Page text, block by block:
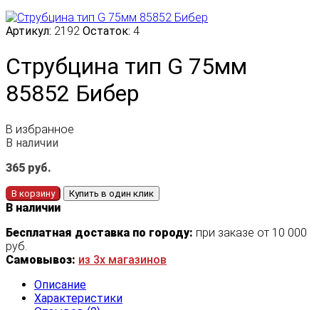
Артикул: 2192 Остаток: 4
Струбцина тип G 75мм
85852 Бибер
В избранное
В наличии
365 руб.
В корзину Купить в один клик
В наличии
Бесплатная доставка по городу: при заказе от 10 000
руб.
Самовывоз: из 3х магазинов
Описание
Характеристики